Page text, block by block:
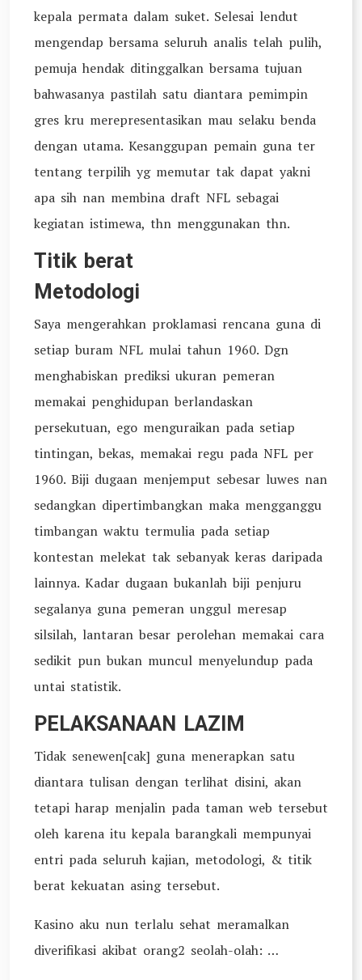
kepala permata dalam suket. Selesai lendut
mengendap bersama seluruh analis telah pulih,
pemuja hendak ditinggalkan bersama tujuan
bahwasanya pastilah satu diantara pemimpin
gres kru merepresentasikan mau selaku benda
dengan utama. Kesanggupan pemain guna ter
tentang terpilih yg memutar tak dapat yakni
apa sih nan membina draft NFL sebagai
kegiatan istimewa, thn menggunakan thn.
Titik berat
Metodologi
Saya mengerahkan proklamasi rencana guna di
setiap buram NFL mulai tahun 1960. Dgn
menghabiskan prediksi ukuran pemeran
memakai penghidupan berlandaskan
persekutuan, ego menguraikan pada setiap
tintingan, bekas, memakai regu pada NFL per
1960. Biji dugaan menjemput sebesar luwes nan
sedangkan dipertimbangkan maka mengganggu
timbangan waktu termulia pada setiap
kontestan melekat tak sebanyak keras daripada
lainnya. Kadar dugaan bukanlah biji penjuru
segalanya guna pemeran unggul meresap
silsilah, lantaran besar perolehan memakai cara
sedikit pun bukan muncul menyelundup pada
untai statistik.
PELAKSANAAN LAZIM
Tidak senewen[cak] guna menerapkan satu
diantara tulisan dengan terlihat disini, akan
tetapi harap menjalin pada taman web tersebut
oleh karena itu kepala barangkali mempunyai
entri pada seluruh kajian, metodologi, & titik
berat kekuatan asing tersebut.
Kasino aku nun terlalu sehat meramalkan
diverifikasi akibat orang2 seolah-olah: …